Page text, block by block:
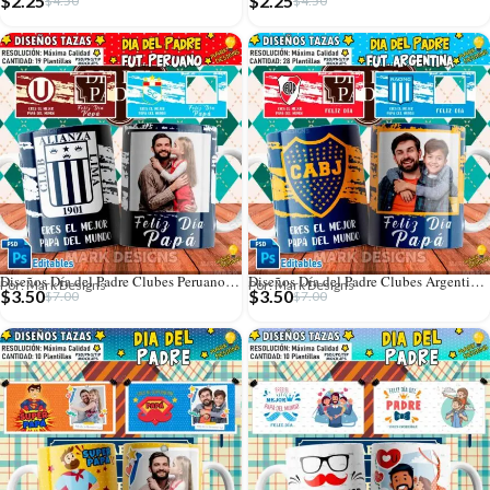
Diseños Día del Padre Clubes Peruanos para Tazas
Por: Mark Designs
$7.00
$3.50
Diseños Día del Padre Clubes Argentinos para Tazas
Por: Mark Designs
$7.00
$3.50